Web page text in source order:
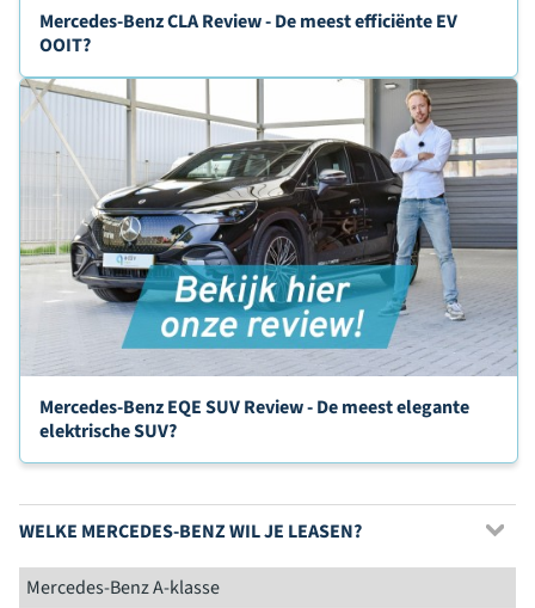
Mercedes-Benz CLA Review - De meest efficiënte EV
OOIT?
Mercedes-Benz EQE SUV Review - De meest elegante
elektrische SUV?
WELKE MERCEDES-BENZ WIL JE LEASEN?
Mercedes-Benz A-klasse